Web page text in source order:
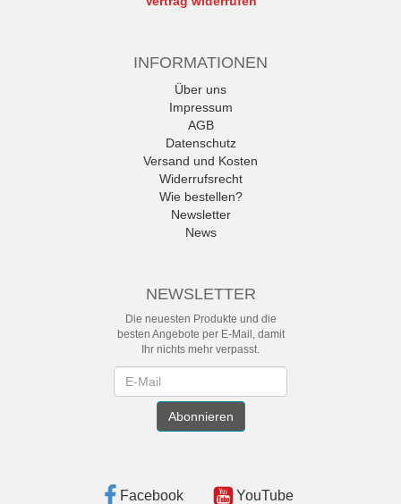
INFORMATIONEN
Über uns
Impressum
AGB
Datenschutz
Versand und Kosten
Widerrufsrecht
Wie bestellen?
Newsletter
News
NEWSLETTER
Die neuesten Produkte und die
besten Angebote per E-Mail, damit
Ihr nichts mehr verpasst.
Abonnieren
Facebook YouTube